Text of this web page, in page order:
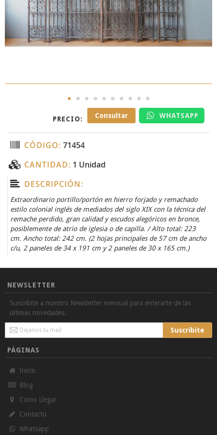
Consultar WHATSAPP
PRECIO:
CÓDIGO: 71454
CANTIDAD: 1 Unidad
DESCRIPCIÓN:
Extraordinario portillo/portón en hierro forjado y remachado
estilo colonial inglés de mediados del siglo XIX con la técnica del
remache perdido, gran calidad y escudos alegóricos en bronce,
posiblemente de atrio de iglesia o de capilla. / Alto total: 223
cm. Ancho total: 242 cm. (2 hojas principales de 57 cm de ancho
c/u, 2 paneles de 34 x 191 cm y 2 paneles de 30 x 165 cm.)
beginning
of
the
images
gallery
NEWSLETTER
Suscribite a nuestro Newsletter mensual para enterarte de las
últimas novedades.
Sign
Up
for
Suscribite
PÁGINAS
Inicio
Blog
Como Llegar
Contacto
Whatsapp